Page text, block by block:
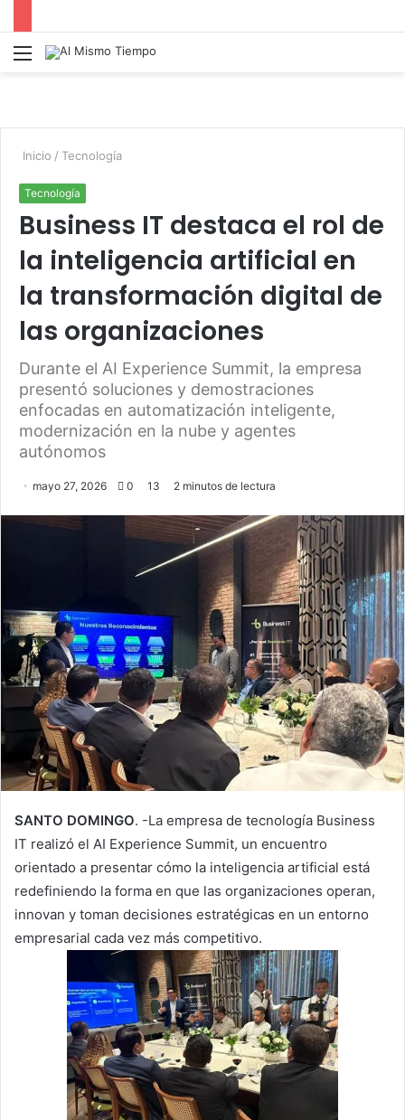
Menú
Inicio / Tecnología
Tecnología
Business IT destaca el rol de
la inteligencia artificial en
la transformación digital de
las organizaciones
Durante el AI Experience Summit, la empresa
presentó soluciones y demostraciones
enfocadas en automatización inteligente,
modernización en la nube y agentes
autónomos
mayo 27, 2026 0 13 2 minutos de lectura
SANTO DOMINGO. -La empresa de tecnología Business
IT realizó el AI Experience Summit, un encuentro
orientado a presentar cómo la inteligencia artificial está
redefiniendo la forma en que las organizaciones operan,
innovan y toman decisiones estratégicas en un entorno
empresarial cada vez más competitivo.